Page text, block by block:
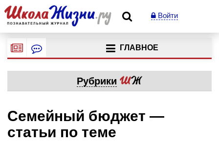
Войти
ГЛАВНОЕ
Рубрики
Семейный бюджет —
статьи по теме